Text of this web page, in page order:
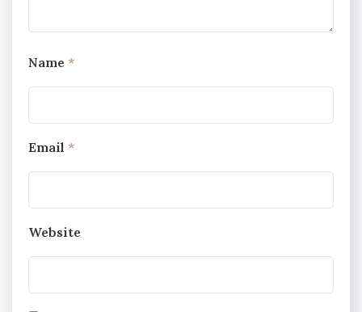
Name *
Email *
Website